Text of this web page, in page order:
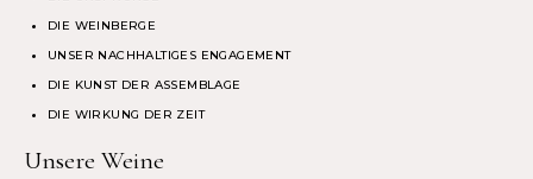
DIE WEINBERGE
UNSER NACHHALTIGES ENGAGEMENT
DIE KUNST DER ASSEMBLAGE
DIE WIRKUNG DER ZEIT
Unsere Weine